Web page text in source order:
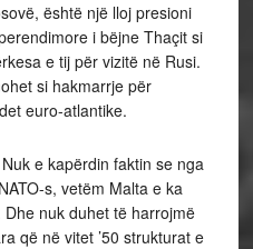
është një lloj presioni
i bëjne Thaçit si
e tij për vizitë në Rusi.
si hakmarrje për
euro-atlantike.
e kapërdin faktin se nga
s, vetëm Malta e ka
nuk duhet të harrojmë
që në vitet ’50 strukturat e